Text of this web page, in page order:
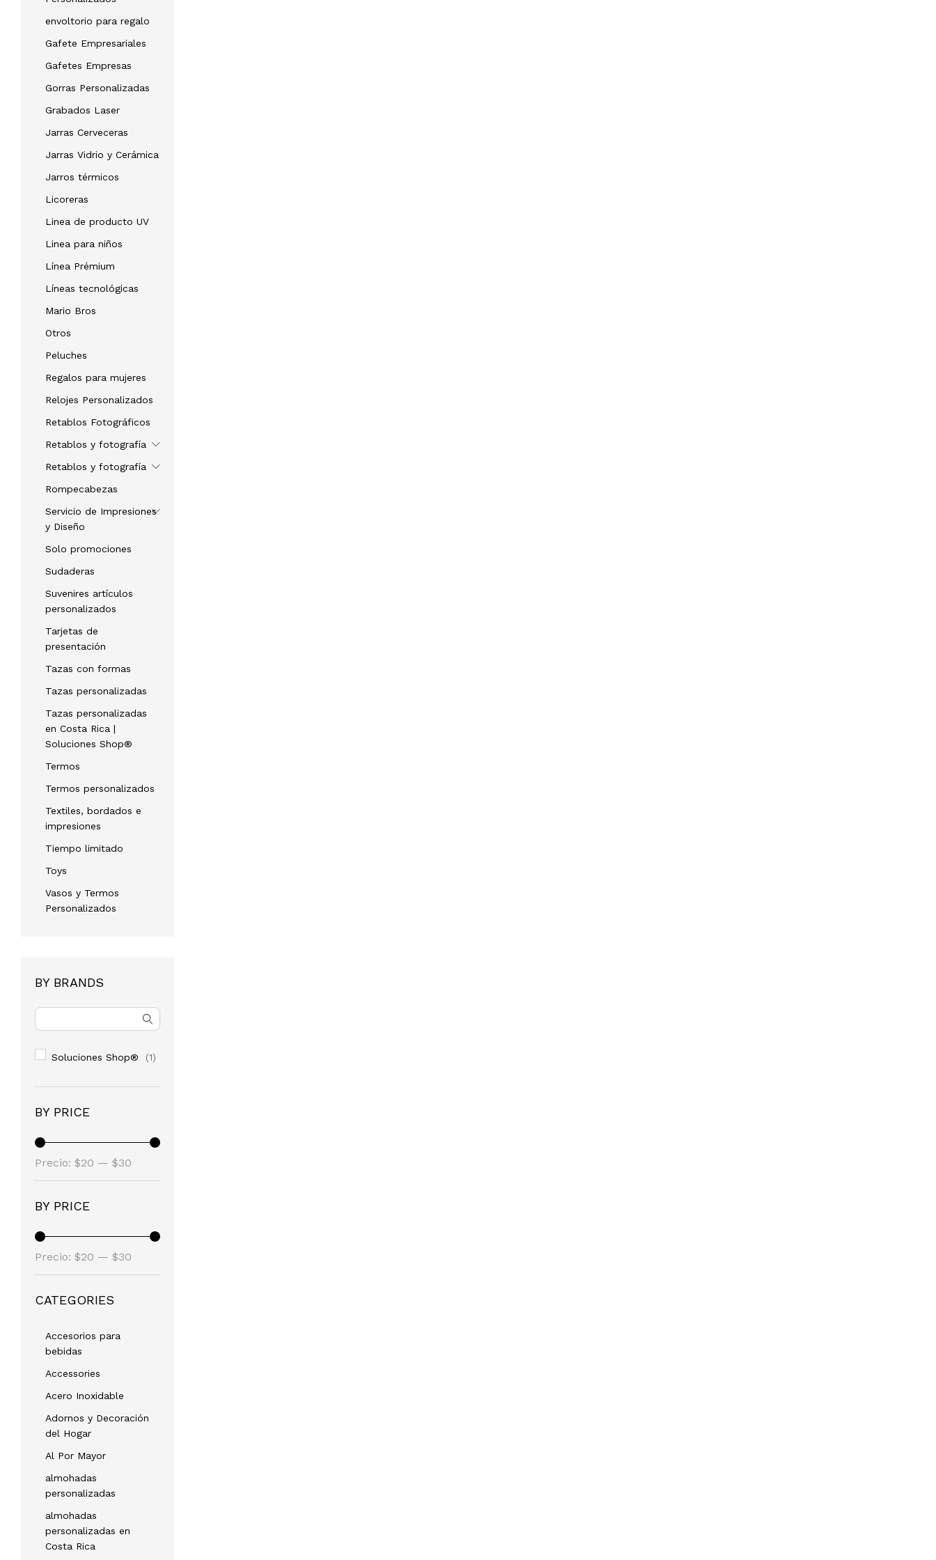
envoltorio para regalo
Gafete Empresariales
Gafetes Empresas
Gorras Personalizadas
Grabados Laser
Jarras Cerveceras
Jarras Vidrio y Cerámica
Jarros térmicos
Licoreras
Linea de producto UV
Linea para niños
Línea Prémium
Líneas tecnológicas
Mario Bros
Otros
Peluches
Regalos para mujeres
Relojes Personalizados
Retablos Fotográficos
Retablos y fotografía
Retablos y fotografía
Rompecabezas
Servicio de Impresiones
y Diseño
Solo promociones
Sudaderas
Suvenires artículos
personalizados
Tarjetas de
presentación
Tazas con formas
Tazas personalizadas
Tazas personalizadas
en Costa Rica |
Soluciones Shop®
Termos
Termos personalizados
Textiles, bordados e
impresiones
Tiempo limitado
Toys
Vasos y Termos
Personalizados
BY BRANDS
Soluciones Shop® (1)
BY PRICE
mínimo
máximo
Precio: $20 — $30
BY PRICE
mínimo
máximo
Precio: $20 — $30
CATEGORIES
Accesorios para
bebidas
Accessories
Acero Inoxidable
Adornos y Decoración
del Hogar
Al Por Mayor
almohadas
personalizadas
almohadas
personalizadas en
Costa Rica